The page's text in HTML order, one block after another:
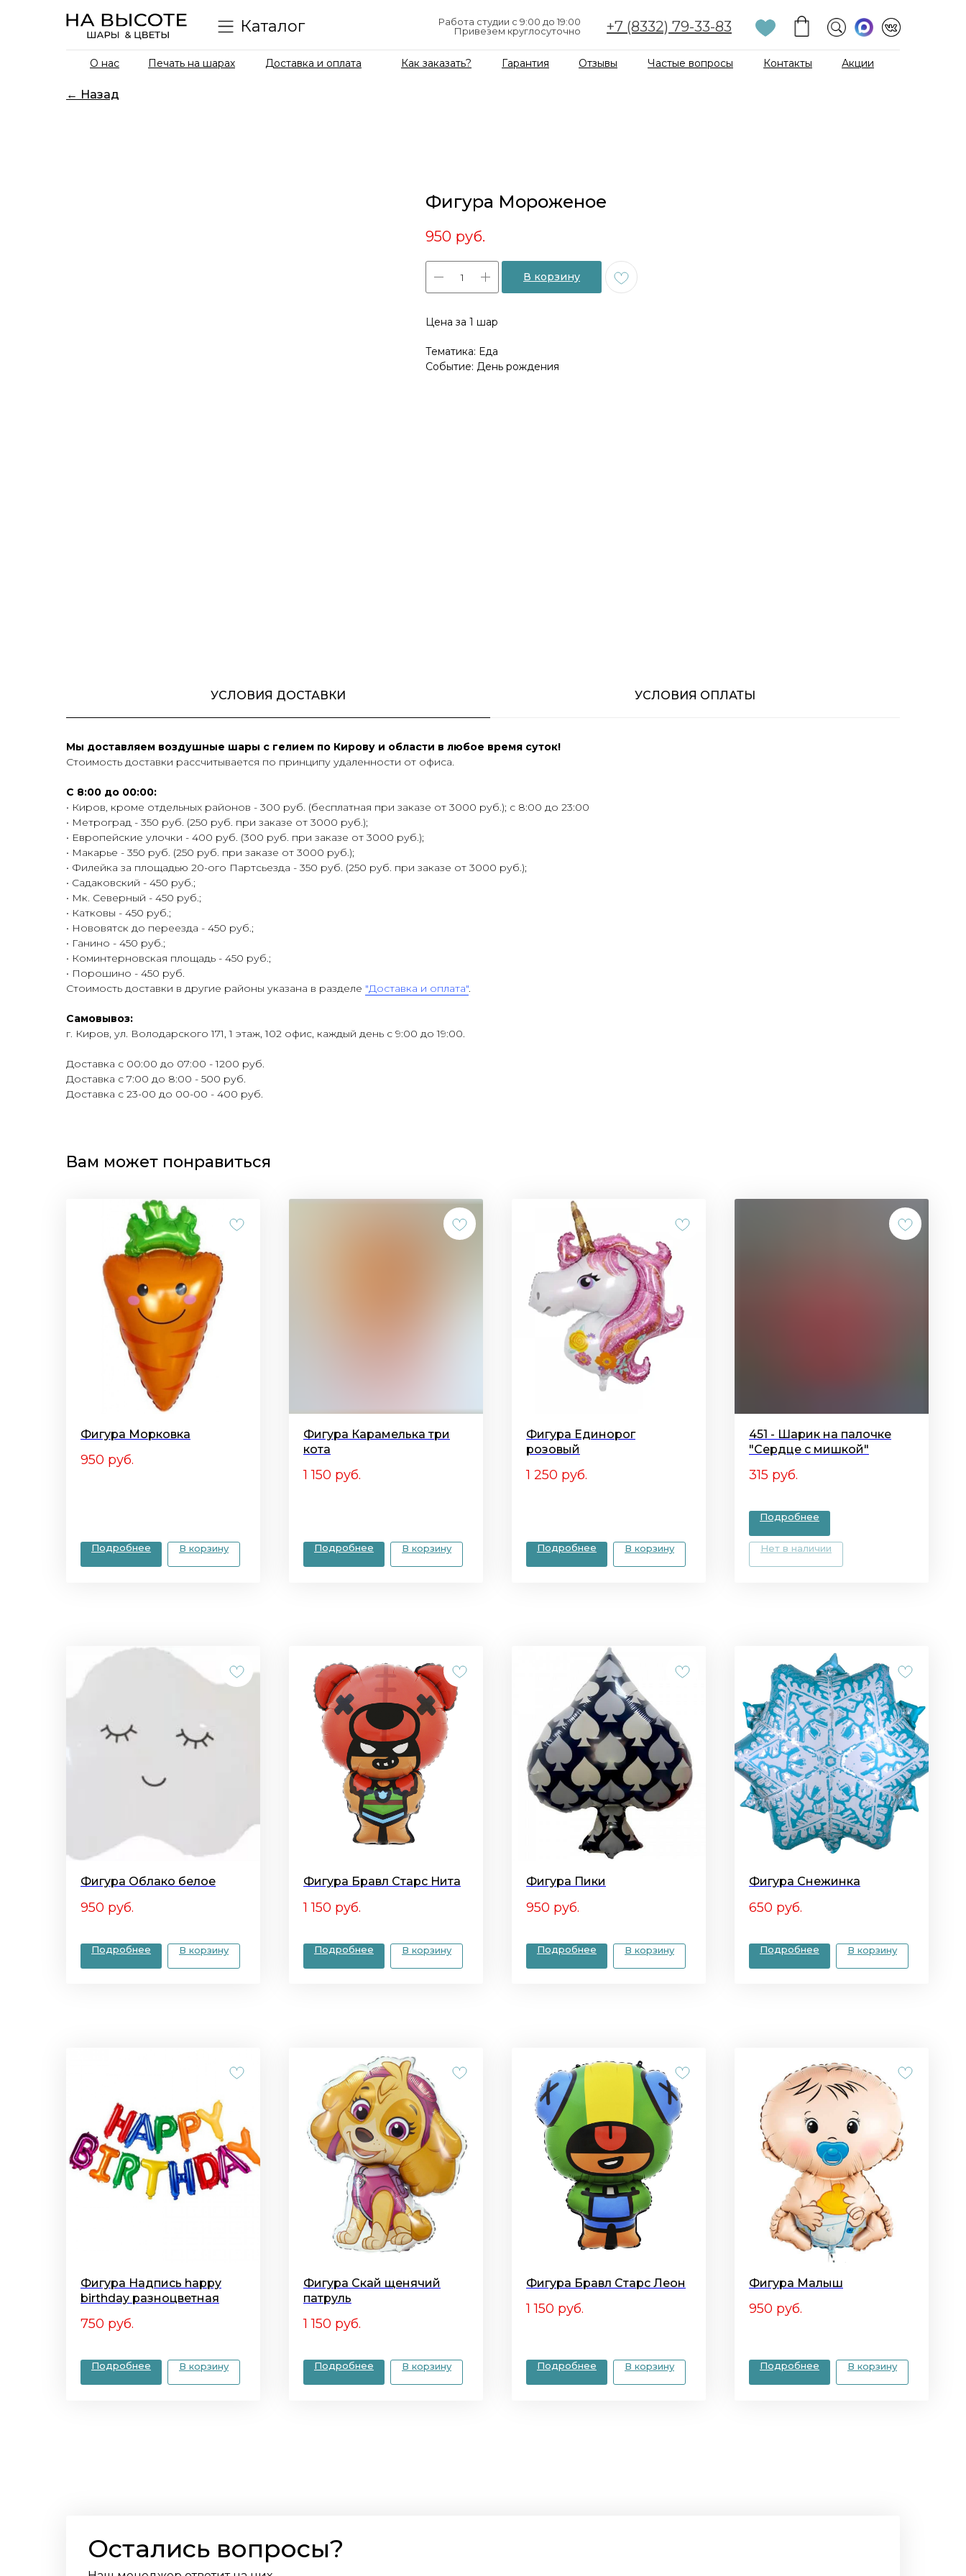
+7 (8332) 79-33-83
Работа студии с 9:00 до 19:00
Привезем круглосуточно
Каталог
Доставка и оплата Как заказать? Гарантия Отзывы Частые вопросы
Печать на шарах Контакты
О нас Акции
← Назад
Фигура Мороженое
950 руб.
В корзину
Цена за 1 шар
Тематика: Еда
Событие: День рождения
УСЛОВИЯ ДОСТАВКИ УСЛОВИЯ ОПЛАТЫ
Мы доставляем воздушные шары с гелием по Кирову и области в любое время суток!
Стоимость доставки рассчитывается по принципу удаленности от офиса.
С 8:00 до 00:00:
• Киров, кроме отдельных районов - 300 руб. (бесплатная при заказе от 3000 руб.); с 8:00 до 23:00
• Метроград - 350 руб. (250 руб. при заказе от 3000 руб.);
• Европейские улочки - 400 руб. (300 руб. при заказе от 3000 руб.);
• Макарье - 350 руб. (250 руб. при заказе от 3000 руб.);
• Филейка за площадью 20-ого Партсьезда - 350 руб. (250 руб. при заказе от 3000 руб.);
• Садаковский - 450 руб.;
• Мк. Северный - 450 руб.;
• Катковы - 450 руб.;
• Нововятск до переезда - 450 руб.;
• Ганино - 450 руб.;
• Коминтерновская площадь - 450 руб.;
• Порошино - 450 руб.
Стоимость доставки в другие районы указана в разделе "Доставка и оплата".
Самовывоз:
г. Киров, ул. Володарского 171, 1 этаж, 102 офис, каждый день с 9:00 до 19:00.
Доставка с 00:00 до 07:00 - 1200 руб.
Доставка с 7:00 до 8:00 - 500 руб.
Доставка с 23-00 до 00-00 - 400 руб.
Вам может понравиться
Фигура Морковка
950 руб.
Подробнее В корзину
Фигура Карамелька три
кота
1 150 руб.
Подробнее В корзину
Фигура Единорог
розовый
1 250 руб.
Подробнее В корзину
451 - Шарик на палочке
"Сердце с мишкой"
315 руб.
Подробнее
Нет в наличии
Фигура Облако белое
950 руб.
Подробнее В корзину
Фигура Бравл Старс Нита
1 150 руб.
Подробнее В корзину
Фигура Пики
950 руб.
Подробнее В корзину
Фигура Снежинка
650 руб.
Подробнее В корзину
Фигура Надпись happy
birthday разноцветная
750 руб.
Подробнее В корзину
Фигура Скай щенячий
патруль
1 150 руб.
Подробнее В корзину
Фигура Бравл Старс Леон
1 150 руб.
Подробнее В корзину
Фигура Малыш
950 руб.
Подробнее В корзину
Остались вопросы?